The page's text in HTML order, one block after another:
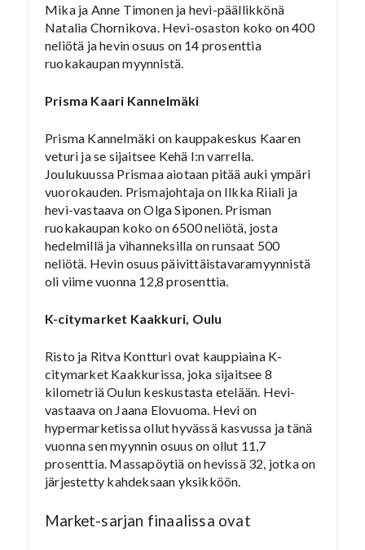
Mika ja Anne Timonen ja hevi-päällikkönä
Natalia Chornikova. Hevi-osaston koko on 400
neliötä ja hevin osuus on 14 prosenttia
ruokakaupan myynnistä.
Prisma Kaari Kannelmäki
Prisma Kannelmäki on kauppakeskus Kaaren
veturi ja se sijaitsee Kehä I:n varrella.
Joulukuussa Prismaa aiotaan pitää auki ympäri
vuorokauden. Prismajohtaja on Ilkka Riiali ja
hevi-vastaava on Olga Siponen. Prisman
ruokakaupan koko on 6500 neliötä, josta
hedelmillä ja vihanneksilla on runsaat 500
neliötä. Hevin osuus päivittäistavaramyynnistä
oli viime vuonna 12,8 prosenttia.
K-citymarket Kaakkuri, Oulu
Risto ja Ritva Kontturi ovat kauppiaina K-
citymarket Kaakkurissa, joka sijaitsee 8
kilometriä Oulun keskustasta etelään. Hevi-
vastaava on Jaana Elovuoma. Hevi on
hypermarketissa ollut hyvässä kasvussa ja tänä
vuonna sen myynnin osuus on ollut 11,7
prosenttia. Massapöytiä on hevissä 32, jotka on
järjestetty kahdeksaan yksikköön.
Market-sarjan finaalissa ovat